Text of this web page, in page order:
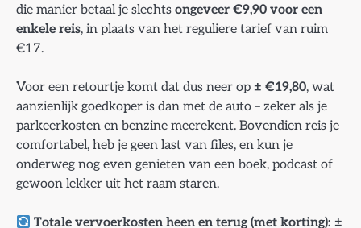
die manier betaal je slechts ongeveer €9,90 voor een
enkele reis, in plaats van het reguliere tarief van ruim
€17.
Voor een retourtje komt dat dus neer op ± €19,80, wat
aanzienlijk goedkoper is dan met de auto – zeker als je
parkeerkosten en benzine meerekent. Bovendien reis je
comfortabel, heb je geen last van files, en kun je
onderweg nog even genieten van een boek, podcast of
gewoon lekker uit het raam staren.
Totale vervoerkosten heen en terug (met korting): ±